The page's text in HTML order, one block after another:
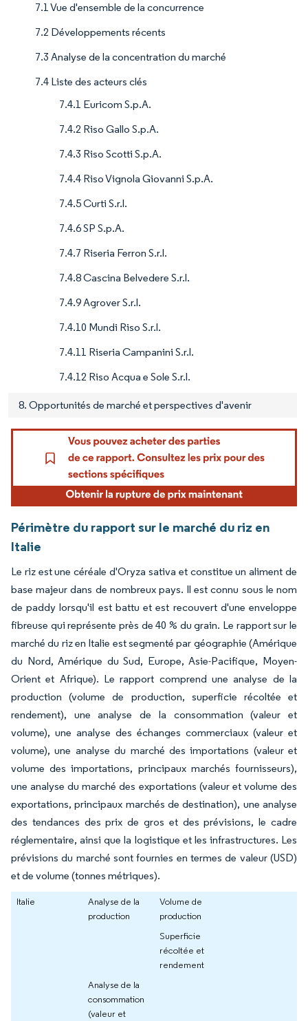
7.1 Vue d'ensemble de la concurrence
7.2 Développements récents
7.3 Analyse de la concentration du marché
7.4 Liste des acteurs clés
7.4.1 Euricom S.p.A.
7.4.2 Riso Gallo S.p.A.
7.4.3 Riso Scotti S.p.A.
7.4.4 Riso Vignola Giovanni S.p.A.
7.4.5 Curti S.r.l.
7.4.6 SP S.p.A.
7.4.7 Riseria Ferron S.r.l.
7.4.8 Cascina Belvedere S.r.l.
7.4.9 Agrover S.r.l.
7.4.10 Mundi Riso S.r.l.
7.4.11 Riseria Campanini S.r.l.
7.4.12 Riso Acqua e Sole S.r.l.
8. Opportunités de marché et perspectives d'avenir
Périmètre du rapport sur le marché du riz en
Italie
Le riz est une céréale d'Oryza sativa et constitue un aliment de
base majeur dans de nombreux pays. Il est connu sous le nom
de paddy lorsqu'il est battu et est recouvert d'une enveloppe
fibreuse qui représente près de 40 % du grain. Le rapport sur le
marché du riz en Italie est segmenté par géographie (Amérique
du Nord, Amérique du Sud, Europe, Asie-Pacifique, Moyen-
Orient et Afrique). Le rapport comprend une analyse de la
production (volume de production, superficie récoltée et
rendement), une analyse de la consommation (valeur et
volume), une analyse des échanges commerciaux (valeur et
volume), une analyse du marché des importations (valeur et
volume des importations, principaux marchés fournisseurs),
une analyse du marché des exportations (valeur et volume des
exportations, principaux marchés de destination), une analyse
des tendances des prix de gros et des prévisions, le cadre
réglementaire, ainsi que la logistique et les infrastructures. Les
prévisions du marché sont fournies en termes de valeur (USD)
et de volume (tonnes métriques).
Italie
Analyse de la
production
Volume de
production
Superficie
récoltée et
rendement
Analyse de la
consommation
(valeur et